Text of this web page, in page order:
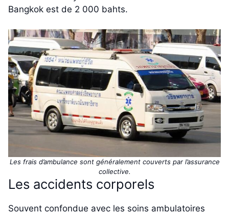
Bangkok est de 2 000 bahts.
Les frais d’ambulance sont généralement couverts par l’assurance
collective.
Les accidents corporels
Souvent confondue avec les soins ambulatoires